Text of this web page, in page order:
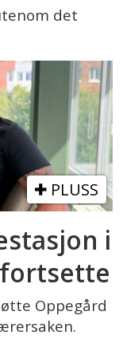
det
PLUSS
i
Oppegård